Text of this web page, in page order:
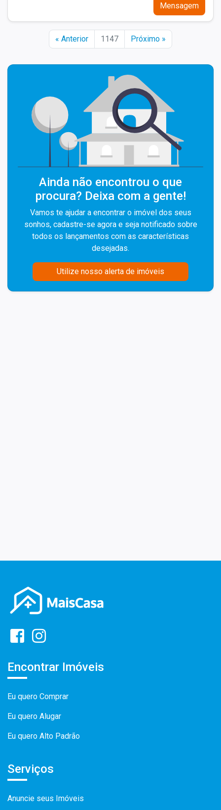
Mensagem
« Anterior 1147 Próximo »
Ainda não encontrou o que
procura? Deixa com a gente!
Vamos te ajudar a encontrar o imóvel dos seus
sonhos, cadastre-se agora e seja notificado sobre
todos os lançamentos com as características
desejadas.
Utilize nosso alerta de imóveis
Encontrar Imóveis
Eu quero Comprar
Eu quero Alugar
Eu quero Alto Padrão
Serviços
Anuncie seus Imóveis